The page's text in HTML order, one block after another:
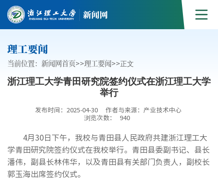
理工要闻
当前位置： 新闻网首页>>理工要闻>>正文
浙江理工大学青田研究院签约仪式在浙江理工大学
举行
发布时间：2025-04-30
作者与来源：产业技术中心
浏览次数：
940
4月30日下午，我校与青田县人民政府共建浙江理工大
学青田研究院签约仪式在我校举行。青田县委副书记、县长
潘伟，副县长林伟华，以及青田县有关部门负责人，副校长
郭玉海出席签约仪式。